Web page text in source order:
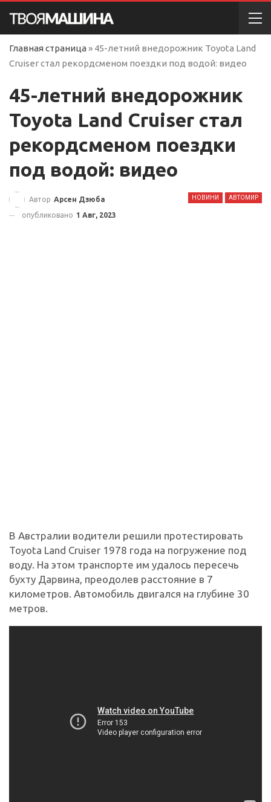
Главная страница » 45-летний внедорожник Toyota Land
Cruiser стал рекордсменом поездки под водой: видео
45-летний внедорожник
Toyota Land Cruiser стал
рекордсменом поездки
под водой: видео
НОВИНИ АВТОМИР
Автор Арсен Дзюба
опубликовано 1 Авг, 2023
В Австралии водители решили протестировать
Toyota Land Cruiser 1978 года на погружение под
воду. На этом транспорте им удалось пересечь
бухту Дарвина, преодолев расстояние в 7
километров. Автомобиль двигался на глубине 30
метров.